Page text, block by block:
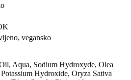
vegansko
Aqua, Sodium Hydroxyde, Olea
Hydroxide, Oryza Sativa